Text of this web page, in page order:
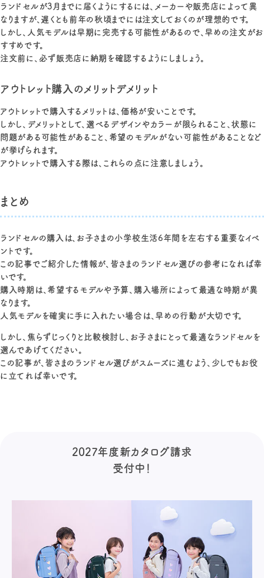
ランドセルが3月までに届くようにするには、メーカーや販売店によって異
なりますが、遅くとも前年の秋頃までには注文しておくのが理想的です。
しかし、人気モデルは早期に完売する可能性があるので、早めの注文がお
すすめです。
注文前に、必ず販売店に納期を確認するようにしましょう。
アウトレット購入のメリットデメリット
アウトレットで購入するメリットは、価格が安いことです。
しかし、デメリットとして、選べるデザインやカラーが限られること、状態に
問題がある可能性があること、希望のモデルがない可能性があることなど
が挙げられます。
アウトレットで購入する際は、これらの点に注意しましょう。
まとめ
ランドセルの購入は、お子さまの小学校生活6年間を左右する重要なイベ
ントです。
この記事でご紹介した情報が、皆さまのランドセル選びの参考になれば幸
いです。
購入時期は、希望するモデルや予算、購入場所によって最適な時期が異
なります。
人気モデルを確実に手に入れたい場合は、早めの行動が大切です。
しかし、焦らずじっくりと比較検討し、お子さまにとって最適なランドセルを
選んであげてください。
この記事が、皆さまのランドセル選びがスムーズに進むよう、少しでもお役
に立てれば幸いです。
2027年度新カタログ請求
受付中！